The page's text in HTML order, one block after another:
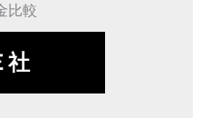
比較
社